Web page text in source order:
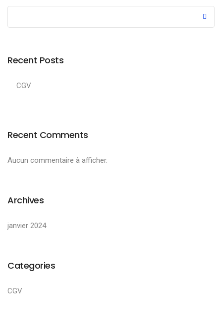
Recent Posts
CGV
Recent Comments
Aucun commentaire à afficher.
Archives
janvier 2024
Categories
CGV